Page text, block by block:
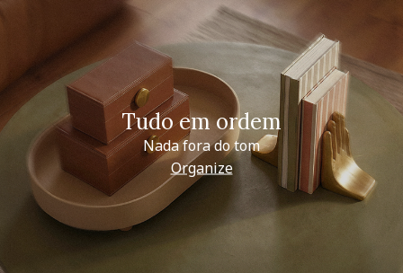
Tudo em ordem
Nada fora do tom
Organize